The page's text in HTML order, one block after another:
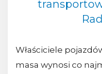
Właściciele
masa wynosi co